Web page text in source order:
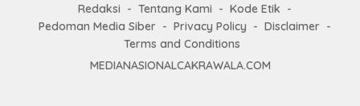
Redaksi Tentang Kami
Kode Etik
Pedoman Media Siber
Privacy Policy
Disclaimer
Terms and Conditions
MEDIANASIONALCAKRAWALA.COM